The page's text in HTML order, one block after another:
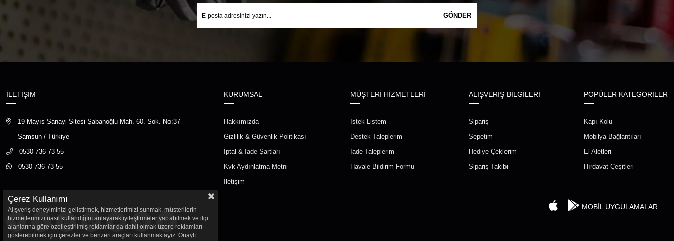
GÖNDER
İLETİŞİM
19 Mayıs Sanayi Sitesi Şabanoğlu Mah. 60. Sok. No:37
Samsun / Türkiye
0530 736 73 55
0530 736 73 55
KURUMSAL
Hakkımızda
Gizlilik & Güvenlik Politikası
İptal & İade Şartları
Kvk Aydınlatma Metni
İletişim
MÜŞTERİ HİZMETLERİ
İstek Listem
Destek Taleplerim
İade Taleplerim
Havale Bildirim Formu
ALIŞVERİŞ BİLGİLERİ
Sipariş
Sepetim
Hediye Çeklerim
Sipariş Takibi
POPÜLER KATEGORİLER
Kapı Kolu
Mobilya Bağlantıları
El Aletleri
Hırdavat Çeşitleri
MOBİL UYGULAMALAR
Çerez Kullanımı
Alışveriş deneyiminizi geliştirmek, hizmetlerimizi sunmak, müşterilerin
hizmetlerimizi nasıl kullandığını anlayarak iyileştirmeler yapabilmek ve ilgi
alanlarına göre özelleştirilmiş reklamlar da dahil olmak üzere reklamları
gösterebilmek için çerezler ve benzeri araçları kullanmaktayız. Onaylı